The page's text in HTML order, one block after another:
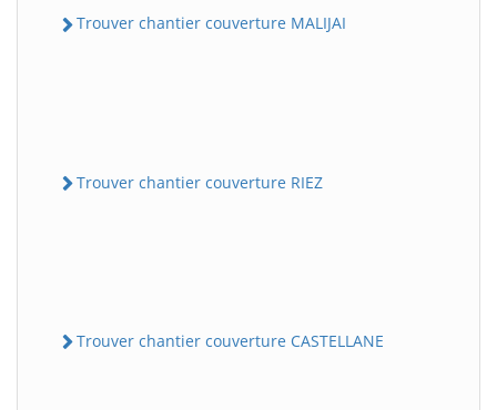
Trouver chantier couverture MALIJAI
Trouver chantier couverture RIEZ
Trouver chantier couverture CASTELLANE